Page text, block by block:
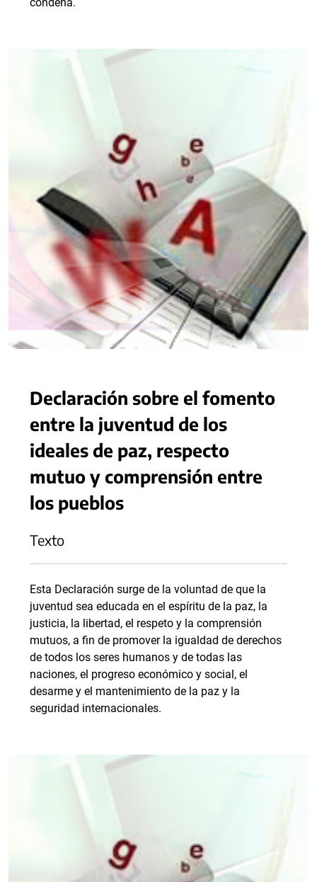
Declaración sobre el fomento
entre la juventud de los
ideales de paz, respecto
mutuo y comprensión entre
los pueblos
Texto
Esta Declaración surge de la voluntad de que la
juventud sea educada en el espíritu de la paz, la
justicia, la libertad, el respeto y la comprensión
mutuos, a fin de promover la igualdad de derechos
de todos los seres humanos y de todas las
naciones, el progreso económico y social, el
desarme y el mantenimiento de la paz y la
seguridad internacionales.